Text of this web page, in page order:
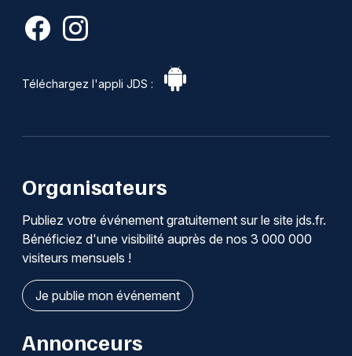
Téléchargez l'appli JDS :
Organisateurs
Publiez votre événement gratuitement sur le site jds.fr.
Bénéficiez d'une visibilité auprès de nos 3 000 000
visiteurs mensuels !
Je publie mon événement
Annonceurs